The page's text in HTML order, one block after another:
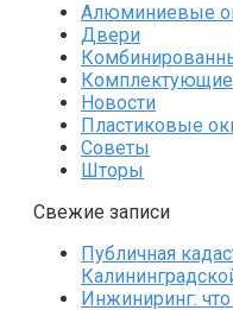
Алюминиевые
Двери
Комплектующие
Новости
Пластиковые
Советы
Шторы
Свежие записи
Публичная
Инжиниринг: